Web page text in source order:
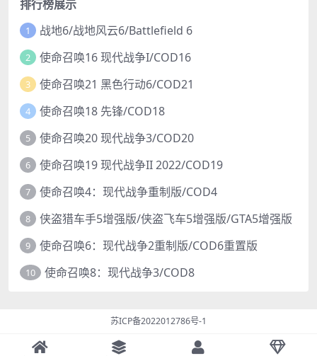
排行榜展示
1 战地6/战地风云6/Battlefield 6
2 使命召唤16 现代战争I/COD16
3 使命召唤21 黑色行动6/COD21
4 使命召唤18 先锋/COD18
5 使命召唤20 现代战争3/COD20
6 使命召唤19 现代战争II 2022/COD19
7 使命召唤4：现代战争重制版/COD4
8 侠盗猎车手5增强版/侠盗飞车5增强版/GTA5增强版
9 使命召唤6：现代战争2重制版/COD6重置版
10 使命召唤8：现代战争3/COD8
苏ICP备2022012786号-1